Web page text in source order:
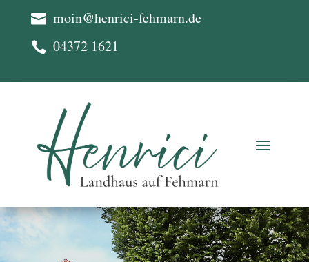
 moin@henrici-fehmarn.de
 04372 1621